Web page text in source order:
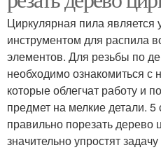
Циркулярная пила
инструментом для распила
элементов. Для резьбы по
необходимо ознакомиться
которые облегчат работу и
предмет на мелкие детали. 5
правильно порезать дерево
значительно упростят